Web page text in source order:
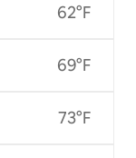
62°F
69°F
73°F